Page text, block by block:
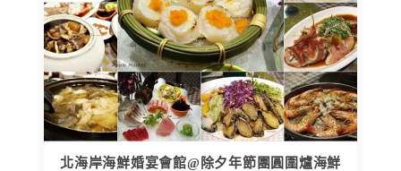
北海岸海鮮婚宴會館@除夕年節團圓圍爐海鮮